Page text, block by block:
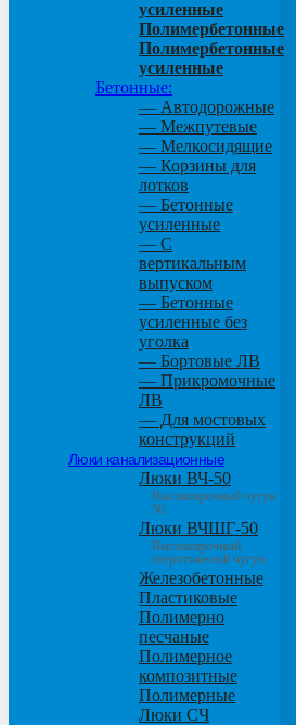
усиленные
Полимербетонные
Полимербетонные
усиленные
Бетонные:
— Автодорожные
— Межпутевые
— Мелкосидящие
— Корзины для
лотков
— Бетонные
усиленные
— С
вертикальным
выпуском
— Бетонные
усиленные без
уголка
— Бортовые ЛВ
— Прикромочные
ЛВ
— Для мостовых
конструкций
Люки канализационные
Люки ВЧ-50
Высокопрочный чугун
50
Люки ВЧШГ-50
Высокопрочный
сверхтяжелый чугун
Железобетонные
Пластиковые
Полимерно
песчаные
Полимерное
композитные
Полимерные
Люки СЧ